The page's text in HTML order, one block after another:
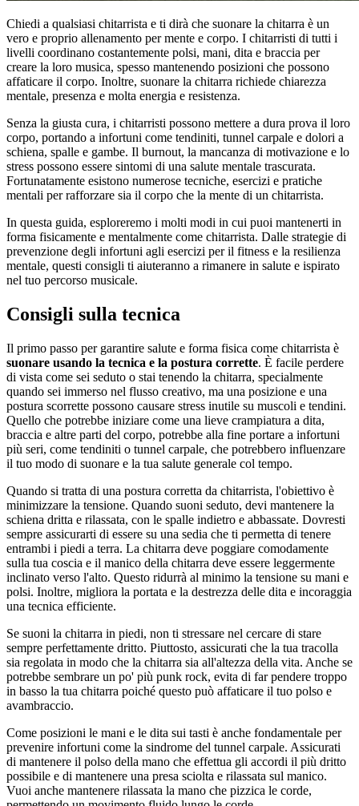
Chiedi a qualsiasi chitarrista e ti dirà che suonare la chitarra è un
vero e proprio allenamento per mente e corpo. I chitarristi di tutti i
livelli coordinano costantemente polsi, mani, dita e braccia per
creare la loro musica, spesso mantenendo posizioni che possono
affaticare il corpo. Inoltre, suonare la chitarra richiede chiarezza
mentale, presenza e molta energia e resistenza.
Senza la giusta cura, i chitarristi possono mettere a dura prova il loro
corpo, portando a infortuni come tendiniti, tunnel carpale e dolori a
schiena, spalle e gambe. Il burnout, la mancanza di motivazione e lo
stress possono essere sintomi di una salute mentale trascurata.
Fortunatamente esistono numerose tecniche, esercizi e pratiche
mentali per rafforzare sia il corpo che la mente di un chitarrista.
In questa guida, esploreremo i molti modi in cui puoi mantenerti in
forma fisicamente e mentalmente come chitarrista. Dalle strategie di
prevenzione degli infortuni agli esercizi per il fitness e la resilienza
mentale, questi consigli ti aiuteranno a rimanere in salute e ispirato
nel tuo percorso musicale.
Consigli sulla tecnica
Il primo passo per garantire salute e forma fisica come chitarrista è
suonare usando la tecnica e la postura corrette. È facile perdere
di vista come sei seduto o stai tenendo la chitarra, specialmente
quando sei immerso nel flusso creativo, ma una posizione e una
postura scorrette possono causare stress inutile su muscoli e tendini.
Quello che potrebbe iniziare come una lieve crampiatura a dita,
braccia e altre parti del corpo, potrebbe alla fine portare a infortuni
più seri, come tendiniti o tunnel carpale, che potrebbero influenzare
il tuo modo di suonare e la tua salute generale col tempo.
Quando si tratta di una postura corretta da chitarrista, l'obiettivo è
minimizzare la tensione. Quando suoni seduto, devi mantenere la
schiena dritta e rilassata, con le spalle indietro e abbassate. Dovresti
sempre assicurarti di essere su una sedia che ti permetta di tenere
entrambi i piedi a terra. La chitarra deve poggiare comodamente
sulla tua coscia e il manico della chitarra deve essere leggermente
inclinato verso l'alto. Questo ridurrà al minimo la tensione su mani e
polsi. Inoltre, migliora la portata e la destrezza delle dita e incoraggia
una tecnica efficiente.
Se suoni la chitarra in piedi, non ti stressare nel cercare di stare
sempre perfettamente dritto. Piuttosto, assicurati che la tua tracolla
sia regolata in modo che la chitarra sia all'altezza della vita. Anche se
potrebbe sembrare un po' più punk rock, evita di far pendere troppo
in basso la tua chitarra poiché questo può affaticare il tuo polso e
avambraccio.
Come posizioni le mani e le dita sui tasti è anche fondamentale per
prevenire infortuni come la sindrome del tunnel carpale. Assicurati
di mantenere il polso della mano che effettua gli accordi il più dritto
possibile e di mantenere una presa sciolta e rilassata sul manico.
Vuoi anche mantenere rilassata la mano che pizzica le corde,